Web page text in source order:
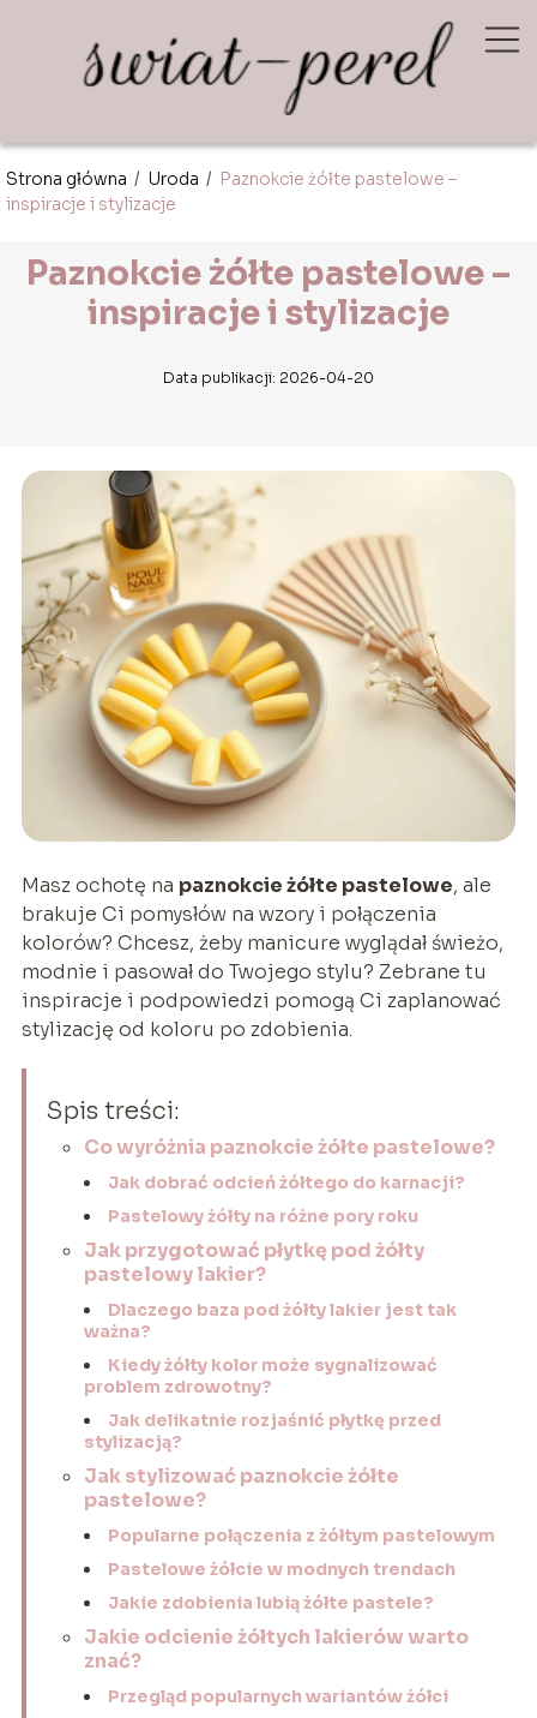
Strona główna / Uroda / Paznokcie żółte pastelowe –
inspiracje i stylizacje
Paznokcie żółte pastelowe –
inspiracje i stylizacje
Data publikacji: 2026-04-20
Masz ochotę na paznokcie żółte pastelowe, ale
brakuje Ci pomysłów na wzory i połączenia
kolorów? Chcesz, żeby manicure wyglądał świeżo,
modnie i pasował do Twojego stylu? Zebrane tu
inspiracje i podpowiedzi pomogą Ci zaplanować
stylizację od koloru po zdobienia.
Spis treści:
Co wyróżnia paznokcie żółte pastelowe?
Jak dobrać odcień żółtego do karnacji?
Pastelowy żółty na różne pory roku
Jak przygotować płytkę pod żółty
pastelowy lakier?
Dlaczego baza pod żółty lakier jest tak
ważna?
Kiedy żółty kolor może sygnalizować
problem zdrowotny?
Jak delikatnie rozjaśnić płytkę przed
stylizacją?
Jak stylizować paznokcie żółte
pastelowe?
Popularne połączenia z żółtym pastelowym
Pastelowe żółcie w modnych trendach
Jakie zdobienia lubią żółte pastele?
Jakie odcienie żółtych lakierów warto
znać?
Przegląd popularnych wariantów żółci